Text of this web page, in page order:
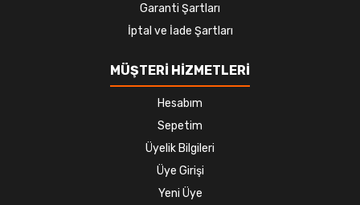
Garanti Şartları
İptal ve İade Şartları
MÜŞTERİ HİZMETLERİ
Hesabım
Sepetim
Üyelik Bilgileri
Üye Girişi
Yeni Üye